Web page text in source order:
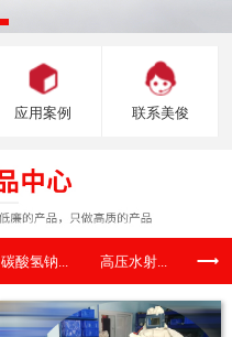
应用案例 联系美俊
碳酸氢钠... 高压水射... 喷